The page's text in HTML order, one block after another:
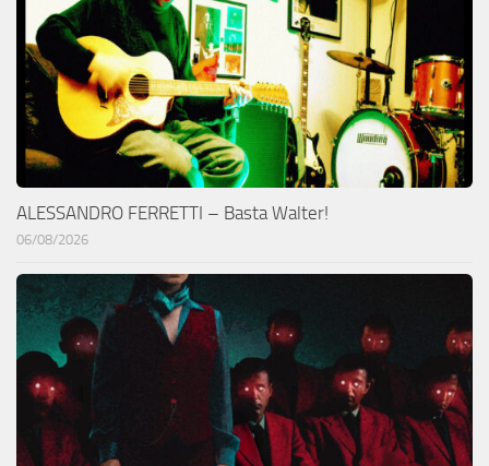
ALESSANDRO FERRETTI – Basta Walter!
06/08/2026